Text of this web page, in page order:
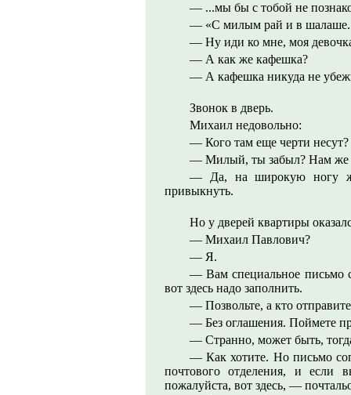
— ...мы бы с тобой не
— «С милым рай и в
— Ну иди ко мне, моя
— А как же кафешка?
— А кафешка никуда не
Звонок в дверь.
Михаил недовольно:
— Кого там еще черти несут?
— Милый, ты забыл? Нам же
— Да, на широкую ногу
привыкнуть.
Но у дверей квартиры
— Михаил Павлович?
— Я.
— Вам специальное письмо
вот здесь надо заполнить.
— Позвольте, а кто
— Без оглашения. Поймете
— Странно, может быть,
— Как хотите. Но письмо
почтового отделения, и если
пожалуйста, вот здесь, —